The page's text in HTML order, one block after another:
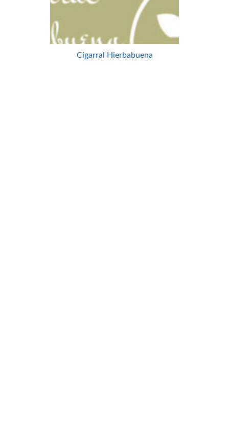
Cigarral Hierbabuena